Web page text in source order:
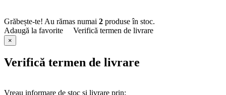
Grăbește-te! Au rămas numai 2 produse în stoc.
Adaugă la favorite
Verifică termen de livrare
×
Verifică termen de livrare
Vreau informare de stoc si livrare prin: